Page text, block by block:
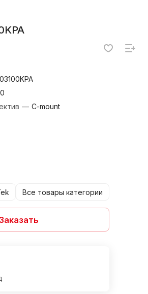
— C-mount
Все товары категории
Заказать